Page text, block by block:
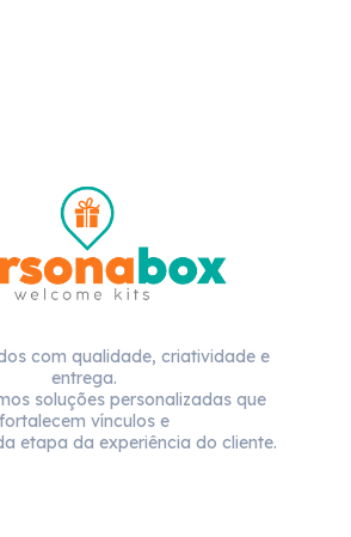
com qualidade, criatividade e
entrega.
soluções personalizadas que
fortalecem vínculos e
etapa da experiência do cliente.